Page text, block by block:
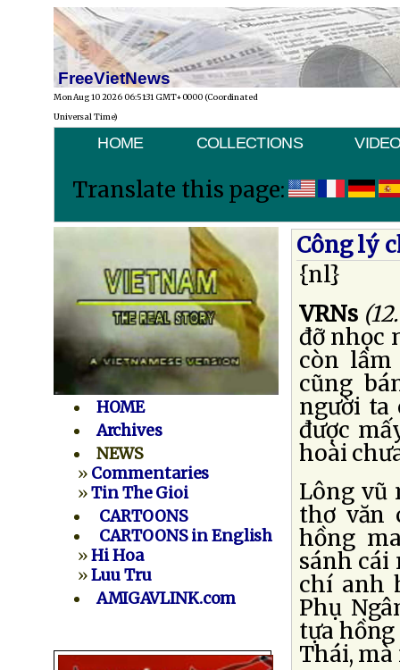
FreeVietNews
Mon Aug 10 2026 06:51:31 GMT+0000 (Coordinated
Universal Time)
HOME COLLECTIONS
Translate this page:
HOME
Archives
NEWS
» Commentaries
»Tin The Gioi
CARTOONS
CARTOONS in English
»Hi Hoa
»Luu Tru
AMIGAVLINK.com
Công lý
{nl}
VRNs
đỡ nhọc
còn
cũng
người ta
được
hoài
Lông vũ
thơ văn
hồng
sánh cái
chí anh
Phụ
tựa
Thái,